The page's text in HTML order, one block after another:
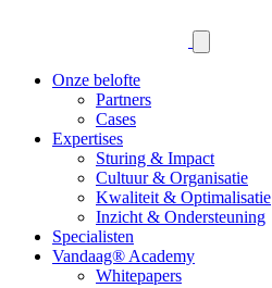
Onze belofte
Partners
Cases
Expertises
Sturing & Impact
Cultuur & Organisatie
Kwaliteit & Optimalisatie
Inzicht & Ondersteuning
Specialisten
Vandaag® Academy
Whitepapers